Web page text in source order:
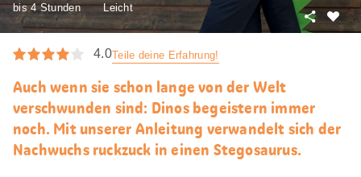
4.0Teile deine Erfahrung!
bis 4 Stunden
Leicht
Als
Teilen
Auch wenn sie schon lange von der Welt
verschwunden sind: Dinos begeistern immer
noch. Mit unserer Anleitung verwandelt sich der
Nachwuchs ruckzuck in einen Stegosaurus.